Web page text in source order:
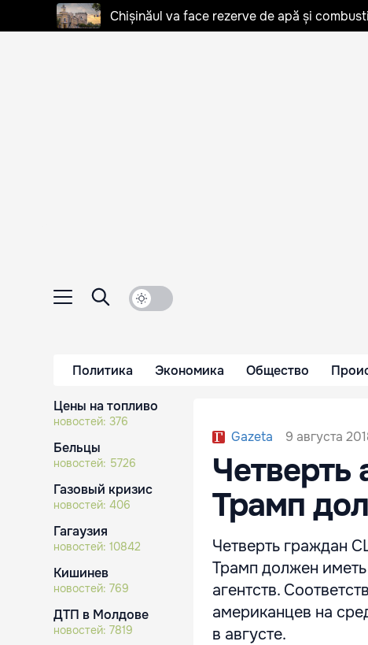
Chișinăul va face rezerve de apă și
Политика Экономика Общество
Цены на топливо
новостей: 376
Бельцы
новостей: 5726
Газовый кризис
новостей: 406
Гагаузия
новостей: 10842
Кишинев
новостей: 769
ДТП в Молдове
новостей: 7819
Gazeta 9 августа
Четверть
Трамп
Четверть граждан
Трамп должен
агентств.
американцев на
в августе.